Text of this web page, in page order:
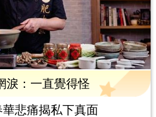
淚：一直覺得怪
悲痛揭私下真面